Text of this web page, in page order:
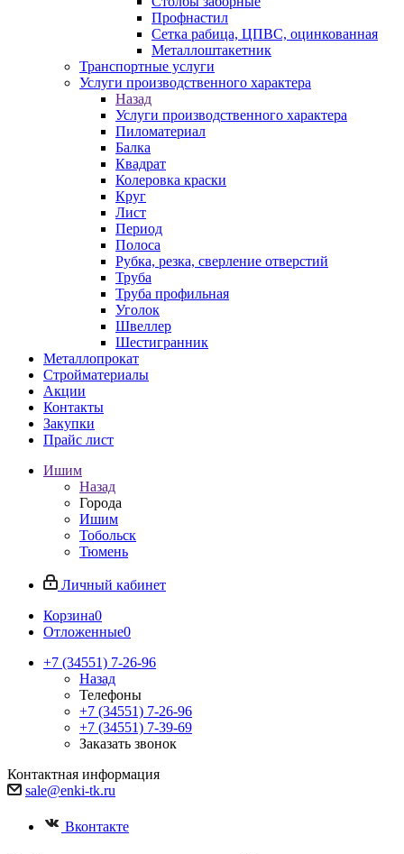
Профнастил
Сетка рабица, ЦПВС, оцинкованная
Металлоштакетник
Транспортные услуги
Услуги производственного характера
Назад
Услуги производственного характера
Пиломатериал
Балка
Квадрат
Колеровка краски
Круг
Лист
Период
Полоса
Рубка, резка, сверление отверстий
Труба
Труба профильная
Уголок
Швеллер
Шестигранник
Металлопрокат
Стройматериалы
Акции
Контакты
Закупки
Прайс лист
Ишим
Назад
Города
Ишим
Тобольск
Тюмень
Личный кабинет
Корзина0
Отложенные0
+7 (34551) 7-26-96
Назад
Телефоны
+7 (34551) 7-26-96
+7 (34551) 7-39-69
Заказать звонок
Контактная информация
sale@enki-tk.ru
Вконтакте